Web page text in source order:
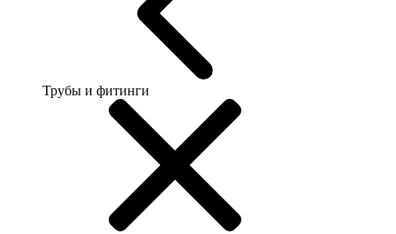
Трубы и фитинги